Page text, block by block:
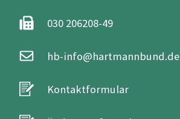
030 206208-49
hb-info@hartmannbund.de
Kontaktformular